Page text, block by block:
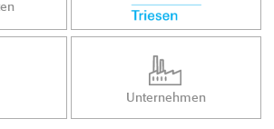
Unternehmen